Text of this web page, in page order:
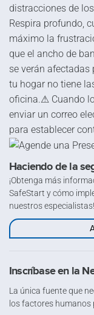
distracciones de
Respira profundo,
máximo la
que el ancho de
se verán
tu hogar no tiene
oficina.⚠ Cuando
enviar un correo
para establecer
Haciendo de la
¡Obtenga más
SafeStart y cómo
nuestros especialistas!
Inscríbase en la
La única fuente que
los factores humanos